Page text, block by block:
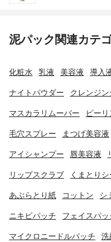
泥パック関連カテ
化粧水 乳液 美容液 導入
ナイトパウダー クレンジン
マスカラリムーバー ピー
毛穴スプレー まつげ美容液
アイシャンプー 唇美容液
リップスクラブ くまとり
あぶらとり紙 コットン シ
ニキビパッチ フェイスパ
マイクロニードルパッチ 洗